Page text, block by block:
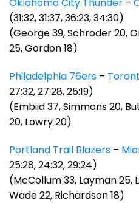
(31:32, 31:37, 36:23, 34:30)
(George 39, Schroder 20,
25, Gordon 18)
Philadelphia 76ers –
27:32, 27:28, 25:19)
(Embiid 37, Simmons 20,
20, Lowry 20)
Portland Trail Blazers –
25:28, 24:32, 29:24)
(McCollum 33, Layman 25,
Wade 22, Richardson 18)